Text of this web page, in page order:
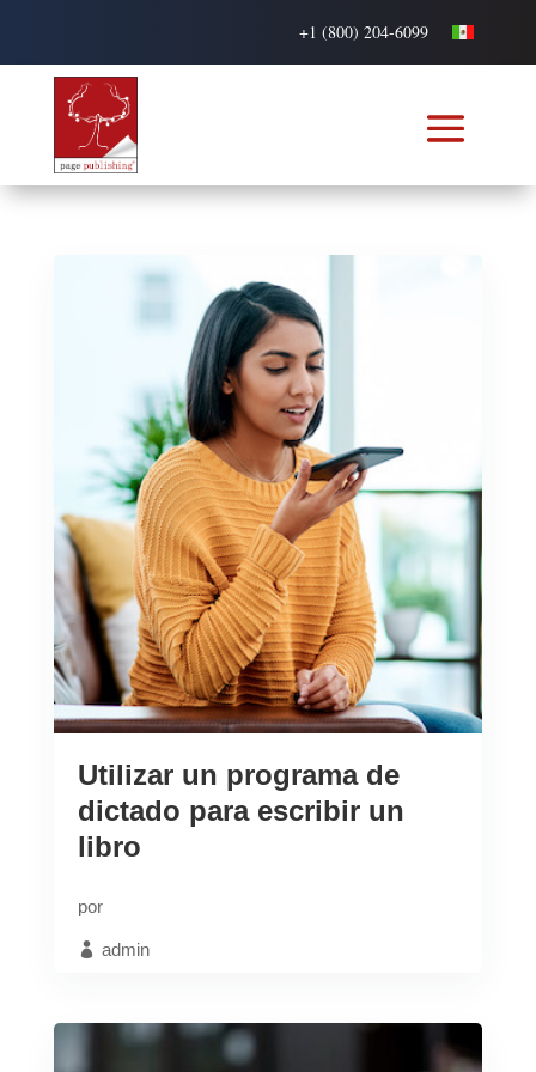
+1 (800) 204-6099
Utilizar un programa de
dictado para escribir un
libro
por
admin